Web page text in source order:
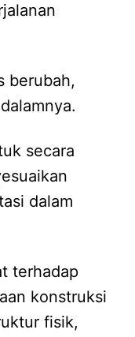
berubah,
secara
dalam
terhadap
konstruksi
fisik,